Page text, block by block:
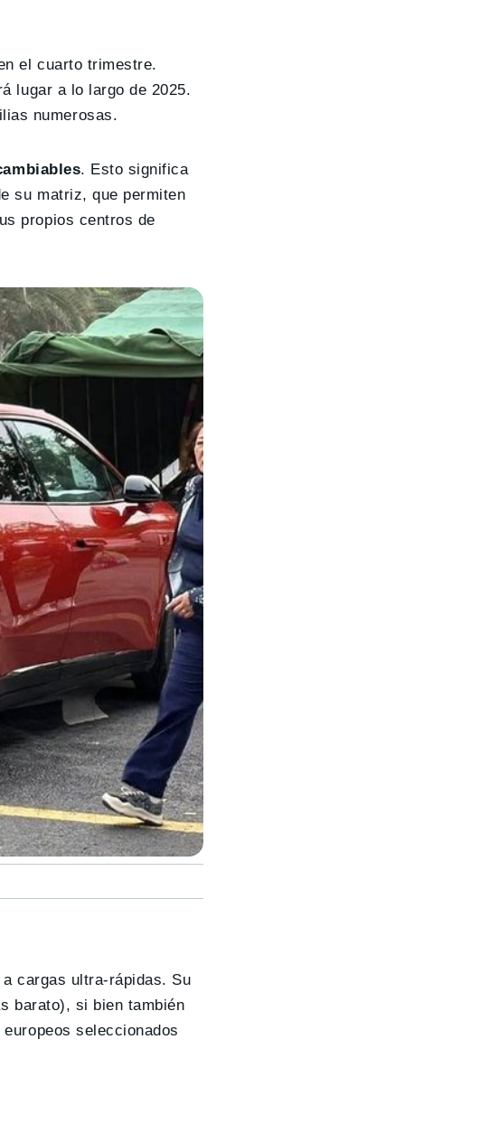
el cuarto trimestre.
lugar a lo largo de 2025.
numerosas.
. Esto significa
su matriz, que permiten
propios centros de
cargas ultra-rápidas. Su
barato), si bien también
seleccionados